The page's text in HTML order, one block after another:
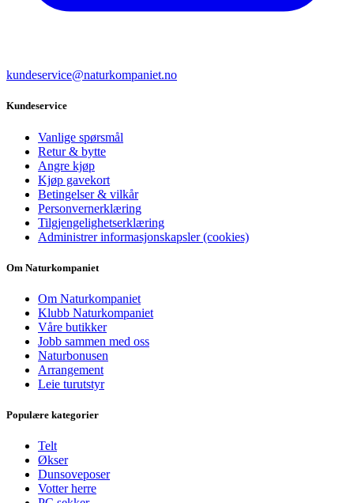
kundeservice@naturkompaniet.no
Kundeservice
Vanlige spørsmål
Retur & bytte
Angre kjøp
Kjøp gavekort
Betingelser & vilkår
Personvernerklæring
Tilgjengelighetserklæring
Administrer informasjonskapsler (cookies)
Om Naturkompaniet
Om Naturkompaniet
Klubb Naturkompaniet
Våre butikker
Jobb sammen med oss
Naturbonusen
Arrangement
Leie turutstyr
Populære kategorier
Telt
Økser
Dunsoveposer
Votter herre